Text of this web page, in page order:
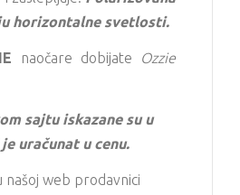
horizontalne svetlosti.
naočare dobijate
Ozzie
sajtu iskazane su u
uračunat u cenu.
našoj web prodavnici